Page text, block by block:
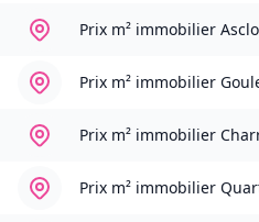
Prix m² immobilier
Prix m² immobilier
Prix m² immobilier
Prix m² immobilier